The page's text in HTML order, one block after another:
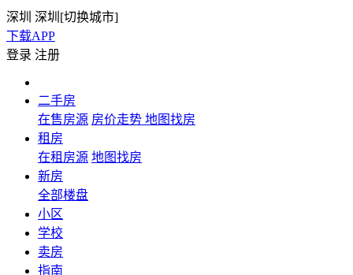
深圳 深圳[切换城市]
下载APP
登录 注册
二手房
在售房源 房价走势 地图找房
租房
在租房源 地图找房
新房
全部楼盘
小区
学校
卖房
指南